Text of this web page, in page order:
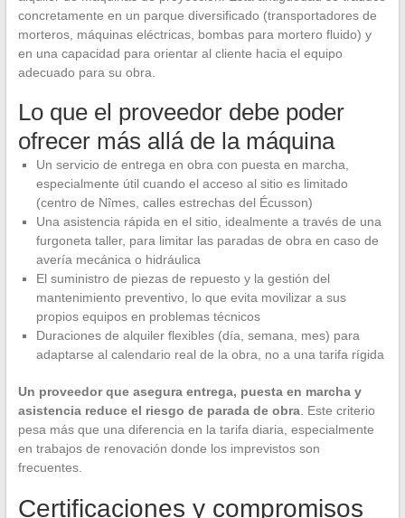
concretamente en un parque diversificado (transportadores de
morteros, máquinas eléctricas, bombas para mortero fluido) y
en una capacidad para orientar al cliente hacia el equipo
adecuado para su obra.
Lo que el proveedor debe poder
ofrecer más allá de la máquina
Un servicio de entrega en obra con puesta en marcha,
especialmente útil cuando el acceso al sitio es limitado
(centro de Nîmes, calles estrechas del Écusson)
Una asistencia rápida en el sitio, idealmente a través de una
furgoneta taller, para limitar las paradas de obra en caso de
avería mecánica o hidráulica
El suministro de piezas de repuesto y la gestión del
mantenimiento preventivo, lo que evita movilizar a sus
propios equipos en problemas técnicos
Duraciones de alquiler flexibles (día, semana, mes) para
adaptarse al calendario real de la obra, no a una tarifa rígida
Un proveedor que asegura entrega, puesta en marcha y
asistencia reduce el riesgo de parada de obra. Este criterio
pesa más que una diferencia en la tarifa diaria, especialmente
en trabajos de renovación donde los imprevistos son
frecuentes.
Certificaciones y compromisos